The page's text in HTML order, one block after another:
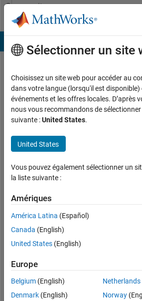
Passer au contenu
Community
Profile
Sainath
Actif
depuis
2011
Followers:
Following:
Follow
Message
Completed
Masters
from
University
Afficher
Sélectionner un site
Choisissez un site web pour accéder au
dans votre langue (lorsqu'il est disponible)
événements et les offres locales. D’après
nous vous recommandons de
suivante :United States.
United States
Vous pouvez également sélectionner un
la liste suivante :
Amériques
América Latina (Español)
Canada (English)
United States (English)
Europe
Belgium (English)
Denmark (English)
Netherlands
Norway